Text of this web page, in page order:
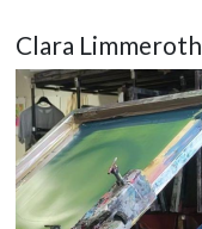
Clara Limmeroth
Image